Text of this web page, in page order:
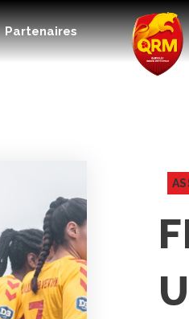
Partenaires
Académie
Féminines
Organisme de